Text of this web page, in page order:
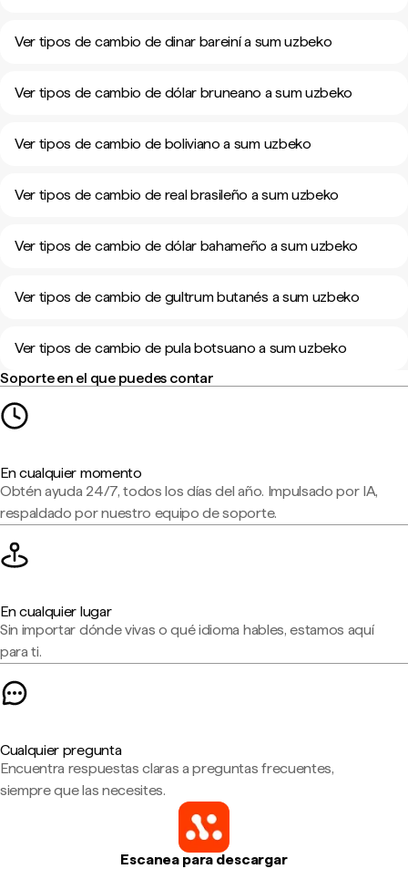
Ver tipos de cambio de dinar bareiní a sum uzbeko
Ver tipos de cambio de dólar bruneano a sum uzbeko
Ver tipos de cambio de boliviano a sum uzbeko
Ver tipos de cambio de real brasileño a sum uzbeko
Ver tipos de cambio de dólar bahameño a sum uzbeko
Ver tipos de cambio de gultrum butanés a sum uzbeko
Ver tipos de cambio de pula botsuano a sum uzbeko
Soporte en el que puedes contar
En cualquier momento
Obtén ayuda 24/7, todos los días del año. Impulsado por IA,
respaldado por nuestro equipo de soporte.
En cualquier lugar
Sin importar dónde vivas o qué idioma hables, estamos aquí
para ti.
Cualquier pregunta
Encuentra respuestas claras a preguntas frecuentes,
siempre que las necesites.
Escanea para descargar